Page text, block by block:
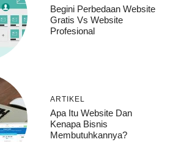
Begini Perbedaan Website
Gratis Vs Website
Profesional
ARTIKEL
Apa Itu Website Dan
Kenapa Bisnis
Membutuhkannya?